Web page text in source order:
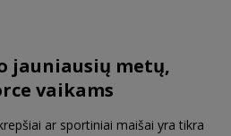
jauniausių metų,
vaikams
ar sportiniai maišai yra tikra